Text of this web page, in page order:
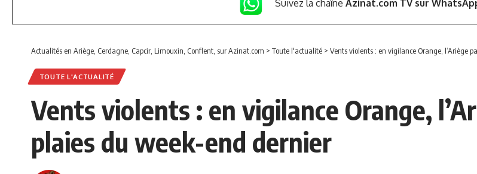
Suivez la chaîne Azinat.com TV sur
Actualités en Ariège, Cerdagne, Capcir, Limouxin, Conflent, sur Azinat.com > Toute l'actualité > Vents violents : en vigilance Orange, l’Ariège
TOUTE L'ACTUALITÉ
Vents violents : en vigilance Orange,
plaies du week-end dernier